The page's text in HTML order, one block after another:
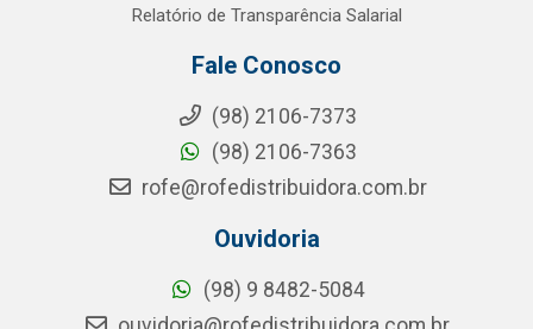
Relatório de Transparência Salarial
Fale Conosco
(98) 2106-7373
(98) 2106-7363
rofe@rofedistribuidora.com.br
Ouvidoria
(98) 9 8482-5084